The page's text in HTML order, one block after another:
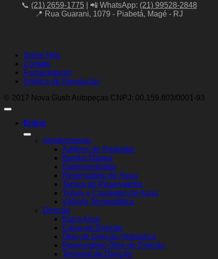
📞 (21) 2659-1775| 📲 WhatsApp: (21) 99528-2848
📍 Rua Guarani, 1079 - Piabetá, Magé - RJ
Sobre Nós
Contato
Fornecedores
Política de Devolução
© 2017 Nova Gush Autopeças CNPJ: 00.159.803/0001-93
Entrar
Arrefecimento
Aditivos de Radiador
Bomba Dágua
Eletroventilador
Reservatório de Água
Tampa do Reservatório
Tubos e Cavaletes de Água
Válvula Termostática
Direção
Barra Axial
Caixa de Direção
Óleo de Direção Hidráulica
Reservatório Óleo de Direção
Terminal de Direção